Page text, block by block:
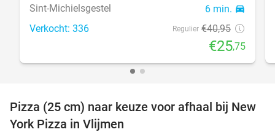
Sint-Michielsgestel 6 min. directions_car
Verkocht: 336 Regulier €40,95
€25,75
55%
Pizza (25 cm) naar keuze voor afhaal bij New
York Pizza in Vlijmen